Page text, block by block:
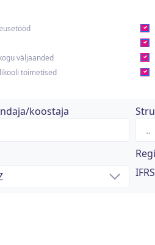
väljaanded
toimetised
koostaja